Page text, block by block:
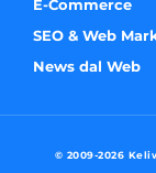
E-Commerce
SEO & Web
News dal Web
© 2009-2026